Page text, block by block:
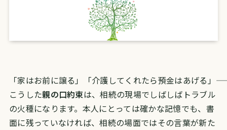
「家はお前に譲る」「介護してくれたら預金はあげる」――
こうした親の口約束は、相続の現場でしばしばトラブル
の火種になります。本人にとっては確かな記憶でも、書
面に残っていなければ、相続の場面ではその言葉が新た